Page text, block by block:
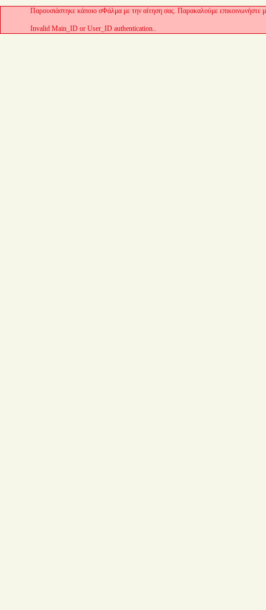
Παρουσιάστηκε κάποιο σΦάλμα με την αίτηση σας. Παρακαλούμε επικοινωνήστε
Invalid Main_ID or User_ID authentication..